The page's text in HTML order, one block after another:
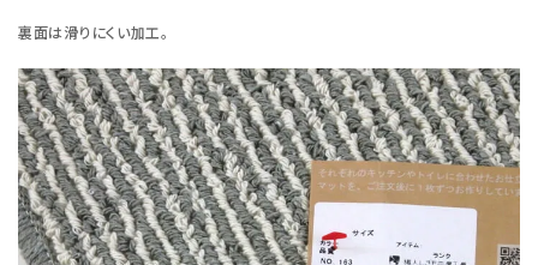
裏面は滑りにくい加工。